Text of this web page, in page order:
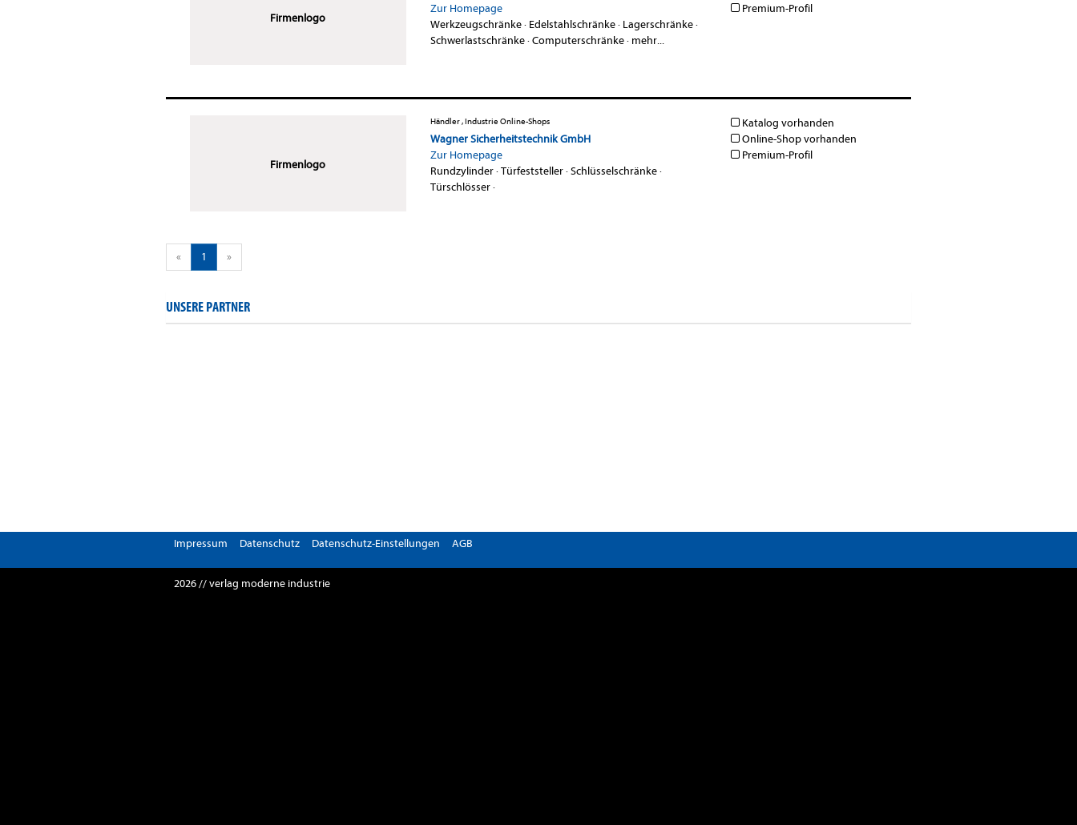
Firmenlogo
Zur Homepage
Werkzeugschränke· Edelstahlschränke· Lagerschränke·
Schwerlastschränke·Computerschränke· mehr...
Premium-Profil
Firmenlogo
Händler , Industrie Online-Shops
Wagner Sicherheitstechnik GmbH
Zur Homepage
Rundzylinder·Türfeststeller·Schlüsselschränke·
Türschlösser·
Katalog vorhanden
Online-Shop vorhanden
Premium-Profil
« 1 »
UNSERE PARTNER
Impressum Datenschutz Datenschutz-Einstellungen AGB
2026 // verlag moderne industrie